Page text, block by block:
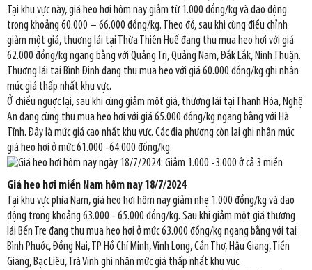
Tại khu vực này, giá heo hơi hôm nay giảm từ 1.000 đồng/kg và dao động
trong khoảng 60.000 – 66.000 đồng/kg. Theo đó, sau khi cùng điều chỉnh
giảm một giá, thương lái tại Thừa Thiên Huế đang thu mua heo hơi với giá
62.000 đồng/kg ngang bằng với Quảng Trị, Quảng Nam, Đắk Lắk, Ninh Thuận.
Thương lái tại Bình Định đang thu mua heo với giá 60.000 đồng/kg ghi nhận
mức giá thấp nhất khu vực.
Ở chiều ngược lại, sau khi cùng giảm một giá, thương lái tại Thanh Hóa, Nghệ
An đang cùng thu mua heo hơi với giá 65.000 đồng/kg ngang bằng với Hà
Tĩnh. Đây là mức giá cao nhất khu vực. Các địa phương còn lại ghi nhận mức
giá heo hơi ở mức 61.000 -64.000 đồng/kg.
Giá heo hơi miền Nam hôm nay 18/7/2024
Tại khu vực phía Nam, giá heo hơi hôm nay giảm nhẹ 1.000 đồng/kg và dao
động trong khoảng 63.000 - 65.000 đồng/kg. Sau khi giảm một giá thương
lái Bến Tre đang thu mua heo hơi ở mức 63.000 đồng/kg ngang bằng với tại
Bình Phước, Đồng Nai, TP Hồ Chí Minh, Vĩnh Long, Cần Thơ, Hậu Giang, Tiền
Giang, Bạc Liêu, Trà Vinh ghi nhận mức giá thấp nhất khu vực.